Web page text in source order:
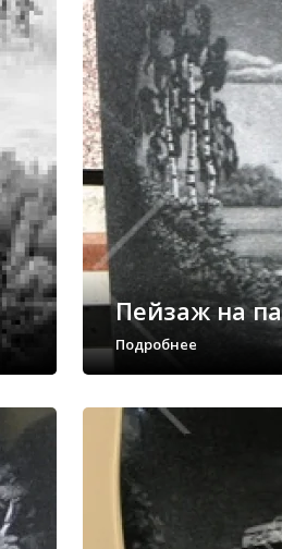
Пейзаж на
Подробнее